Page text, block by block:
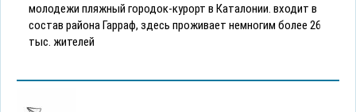
молодежи пляжный городок-курорт в Каталонии. входит в
состав района Гарраф, здесь проживает немногим более 26
тыс. жителей